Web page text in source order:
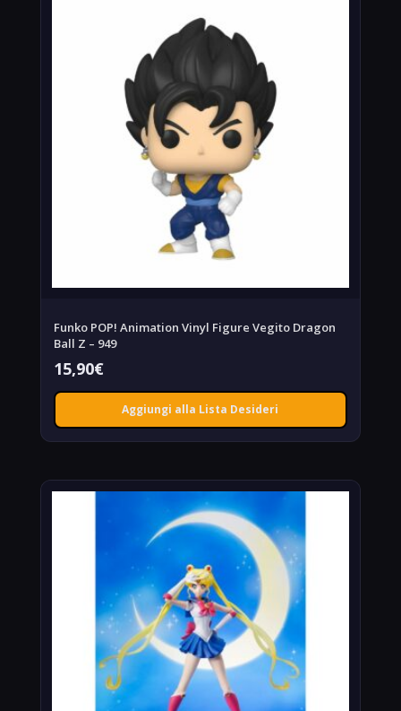
Funko POP! Animation Vinyl Figure Vegito Dragon
Ball Z – 949
15,90€
Aggiungi alla Lista Desideri